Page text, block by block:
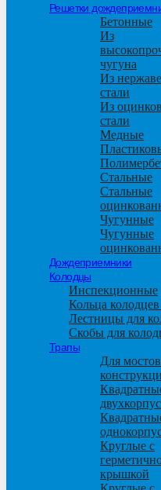
Решетки
Бетонные
Из
чугуна
Из
стали
Из
стали
Медные
Стальные
Стальные
Чугунные
Чугунные
Дождеприемники
Колодцы
Инспекционные
Кольца
Лестницы для
Скобы для
Трапы
Для
Круглые с
крышкой